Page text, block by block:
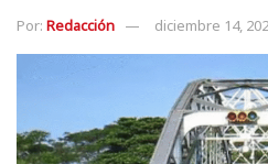
Por: Redacción diciembre 14,